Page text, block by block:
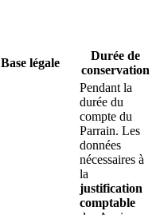
Base légale
Durée de
conservation
Pendant la
durée du
compte du
Parrain. Les
données
nécessaires à
la
justification
comptable